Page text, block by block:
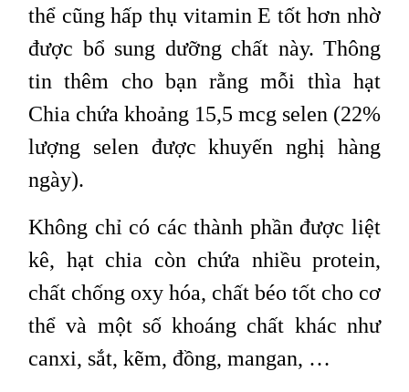
thể cũng hấp thụ vitamin E tốt hơn nhờ
được bổ sung dưỡng chất này. Thông
tin thêm cho bạn rằng mỗi thìa hạt
Chia chứa khoảng 15,5 mcg selen (22%
lượng selen được khuyến nghị hàng
ngày).
Không chỉ có các thành phần được liệt
kê, hạt chia còn chứa nhiều protein,
chất chống oxy hóa, chất béo tốt cho cơ
thể và một số khoáng chất khác như
canxi, sắt, kẽm, đồng, mangan, …